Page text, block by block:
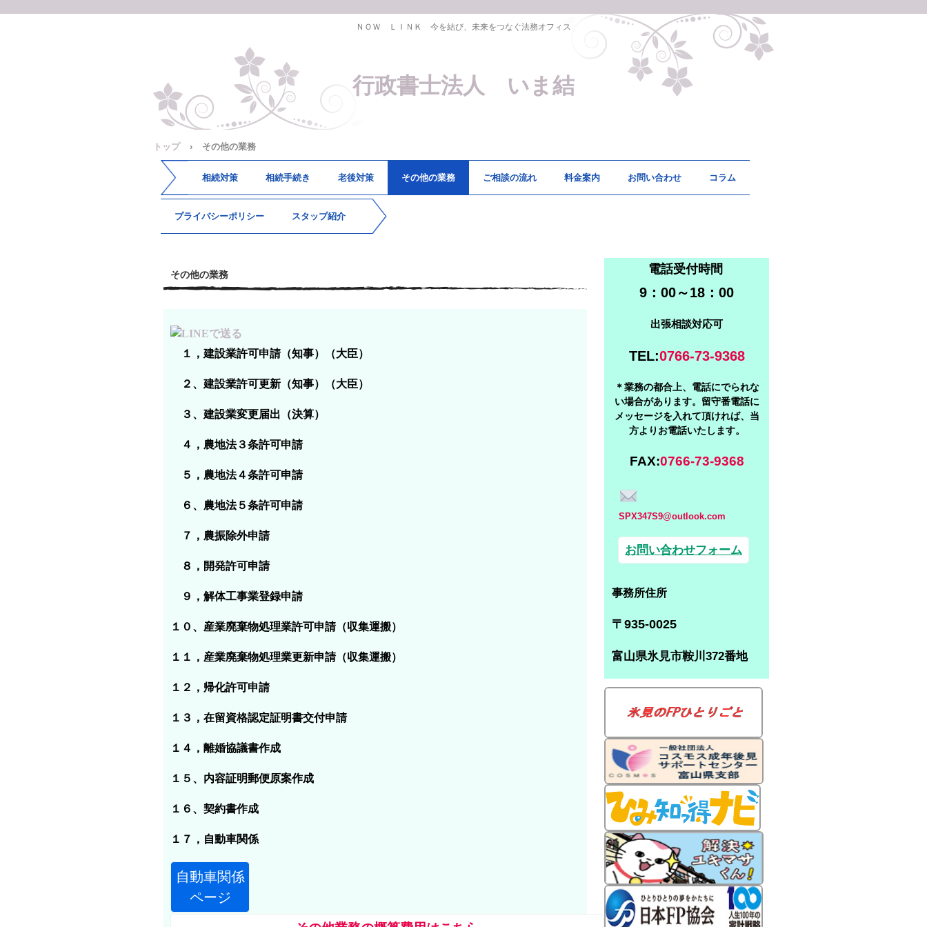
行政書士法人 いま結
ＮＯＷ ＬＩＮＫ 今を結び、未来をつなぐ法務オフィス
トップ › その他の業務
相続対策 相続手続き 老後対策 その他の業務 ご相談の流れ 料金案内 お問い合わせ コラム
プライバシーポリシー スタップ紹介
その他の業務
１，建設業許可申請（知事）（大臣）
２、建設業許可更新（知事）（大臣）
３、建設業変更届出（決算）
４，農地法３条許可申請
５，農地法４条許可申請
６、農地法５条許可申請
７，農振除外申請
８，開発許可申請
９，解体工事業登録申請
１０、産業廃棄物処理業許可申請（収集運搬）
１１，産業廃棄物処理業更新申請（収集運搬）
１２，帰化許可申請
１３，在留資格認定証明書交付申請
１４，離婚協議書作成
１５、内容証明郵便原案作成
１６、契約書作成
１７，自動車関係
自動車関係
ページ
電話受付時間
9：00～18：00
出張相談対応可
TEL:0766-73-9368
＊業務の都合上、電話にでられな
い場合があります。留守番電話に
メッセージを入れて頂ければ、当
方よりお電話いたします。
FAX:0766-73-9368
SPX347S9@outlook.com
お問い合わせフォーム
事務所住所
〒935-0025
富山県氷見市鞍川372番地